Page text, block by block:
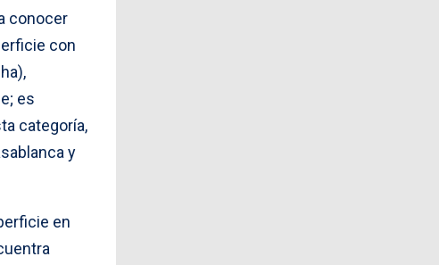
conocer
con
es
categoría,
y
en